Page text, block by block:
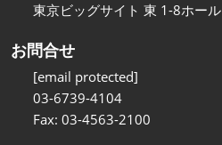
東京ビッグサイト 東 1-8ホール
お問合せ
[email protected]
03-6739-4104
Fax: 03-4563-2100